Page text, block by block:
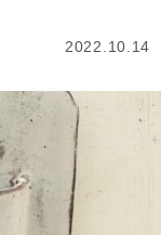
2022.10.14